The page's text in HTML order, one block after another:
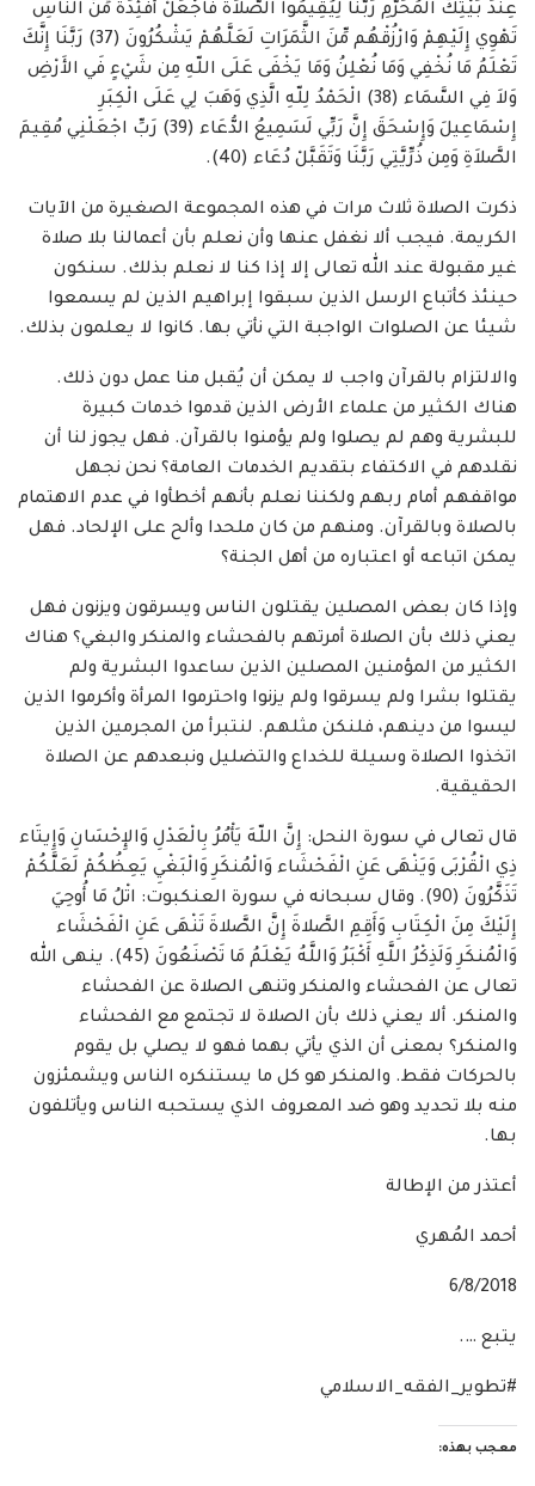
عِندَ بَيْتِكَ الْمُحَرَّمِ رَبَّنَا لِيُقِيمُواْ الصَّلاَةَ فَاجْعَلْ أَفْئِدَةً مِّنَ النَّاسِ
تَهْوِي إِلَيْهِمْ وَارْزُقْهُم مِّنَ الثَّمَرَاتِ لَعَلَّهُمْ يَشْكُرُونَ (37) رَبَّنَا إِنَّكَ
تَعْلَمُ مَا نُخْفِي وَمَا نُعْلِنُ وَمَا يَخْفَى عَلَى اللّهِ مِن شَيْءٍ فَي الأَرْضِ
وَلاَ فِي السَّمَاء (38) الْحَمْدُ لِلّهِ الَّذِي وَهَبَ لِي عَلَى الْكِبَرِ
إِسْمَاعِيلَ وَإِسْحَقَ إِنَّ رَبِّي لَسَمِيعُ الدُّعَاء (39) رَبِّ اجْعَلْنِي مُقِيمَ
الصَّلاَةِ وَمِن ذُرِّيَّتِي رَبَّنَا وَتَقَبَّلْ دُعَاء (40).
ذكرت الصلاة ثلاث مرات في هذه المجموعة الصغيرة من الآيات
الكريمة. فيجب ألا نغفل عنها وأن نعلم بأن أعمالنا بلا صلاة
غير مقبولة عند الله تعالى إلا إذا كنا لا نعلم بذلك. سنكون
حينئذ كأتباع الرسل الذين سبقوا إبراهيم الذين لم يسمعوا
شيئا عن الصلوات الواجبة التي نأتي بها. كانوا لا يعلمون بذلك.
والالتزام بالقرآن واجب لا يمكن أن يُقبل منا عمل دون ذلك.
هناك الكثير من علماء الأرض الذين قدموا خدمات كبيرة
للبشرية وهم لم يصلوا ولم يؤمنوا بالقرآن. فهل يجوز لنا أن
نقلدهم في الاكتفاء بتقديم الخدمات العامة؟ نحن نجهل
مواقفهم أمام ربهم ولكننا نعلم بأنهم أخطأوا في عدم الاهتمام
بالصلاة وبالقرآن. ومنهم من كان ملحدا وألح على الإلحاد. فهل
يمكن اتباعه أو اعتباره من أهل الجنة؟
وإذا كان بعض المصلين يقتلون الناس ويسرقون ويزنون فهل
يعني ذلك بأن الصلاة أمرتهم بالفحشاء والمنكر والبغي؟ هناك
الكثير من المؤمنين المصلين الذين ساعدوا البشرية ولم
يقتلوا بشرا ولم يسرقوا ولم يزنوا واحترموا المرأة وأكرموا الذين
ليسوا من دينهم، فلنكن مثلهم. لنتبرأ من المجرمين الذين
اتخذوا الصلاة وسيلة للخداع والتضليل ونبعدهم عن الصلاة
الحقيقية.
قال تعالى في سورة النحل: إِنَّ اللّهَ يَأْمُرُ بِالْعَدْلِ وَالإِحْسَانِ وَإِيتَاء
ذِي الْقُرْبَى وَيَنْهَى عَنِ الْفَحْشَاء وَالْمُنكَرِ وَالْبَغْيِ يَعِظُكُمْ لَعَلَّكُمْ
تَذَكَّرُونَ (90). وقال سبحانه في سورة العنكبوت: اتْلُ مَا أُوحِيَ
إِلَيْكَ مِنَ الْكِتَابِ وَأَقِمِ الصَّلاةَ إِنَّ الصَّلاةَ تَنْهَى عَنِ الْفَحْشَاء
وَالْمُنكَرِ وَلَذِكْرُ اللَّهِ أَكْبَرُ وَاللَّهُ يَعْلَمُ مَا تَصْنَعُونَ (45). ينهى الله
تعالى عن الفحشاء والمنكر وتنهى الصلاة عن الفحشاء
والمنكر. ألا يعني ذلك بأن الصلاة لا تجتمع مع الفحشاء
والمنكر؟ بمعنى أن الذي يأتي بهما فهو لا يصلي بل يقوم
بالحركات فقط. والمنكر هو كل ما يستنكره الناس ويشمئزون
منه بلا تحديد وهو ضد المعروف الذي يستحبه الناس ويأتلفون
بها.
أعتذر من الإطالة
أحمد المُهري
6/8/2018
يتبع ….
#تطوير_الفقه_الاسلامي
معجب بهذه: